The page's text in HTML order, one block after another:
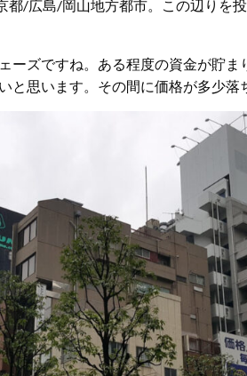
/広島/岡山地方都市。この辺りを
ーズですね。ある程度の資金が貯
と思います。その間に価格が多少落